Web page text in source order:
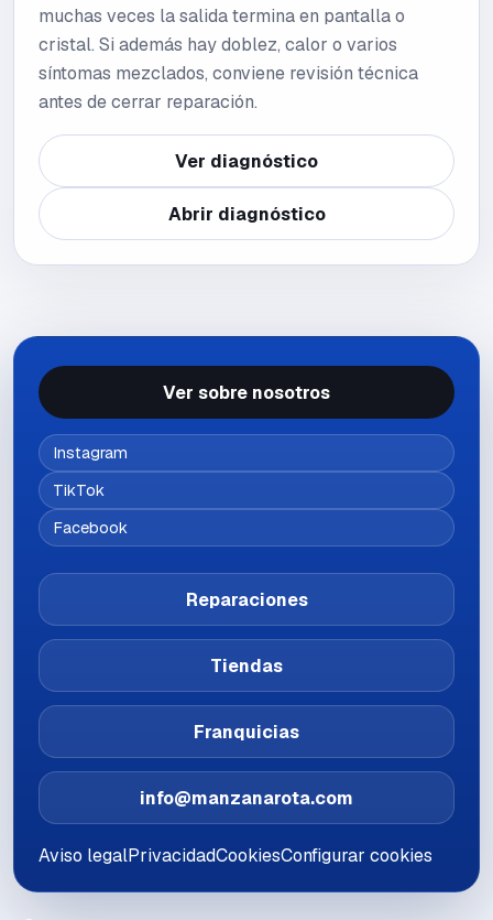
muchas veces la salida termina en pantalla o
cristal. Si además hay doblez, calor o varios
síntomas mezclados, conviene revisión técnica
antes de cerrar reparación.
Ver diagnóstico
Abrir diagnóstico
Ver sobre nosotros
Instagram
TikTok
Facebook
Reparaciones
Tiendas
Franquicias
info@manzanarota.com
Aviso legalPrivacidadCookiesConfigurar cookies